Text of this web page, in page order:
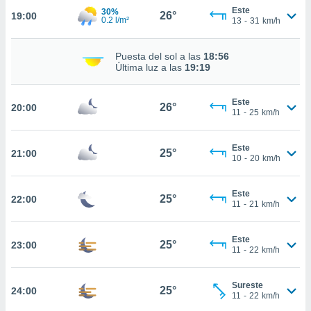
de que
el sitio
para
o
aunque
no
acceder a
abono
19:00
30%
0.2 l/m²
26°
Este
13 - 31 km/h
Puesta del sol a las 18:56
Última luz a las 19:19
20:00 26°
Este
11 - 25 km/h
21:00 25°
Este
10 - 20 km/h
22:00 25°
Este
11 - 21 km/h
23:00 25°
Este
11 - 22 km/h
24:00 25°
Sureste
11 - 22 km/h